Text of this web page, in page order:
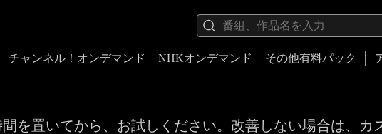
チャンネル！オンデマンド NHKオンデマンド その他有料パック
を置いてから、お試しください。改善しない場合は、カ